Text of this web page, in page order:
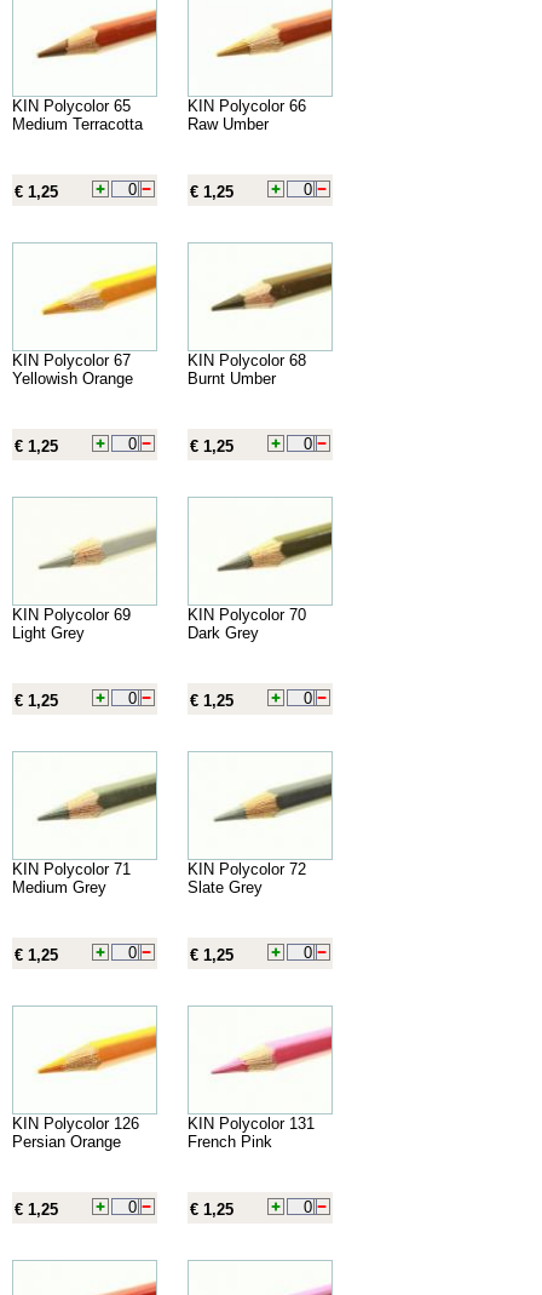
KIN Polycolor 65
Medium Terracotta
€ 1,25
KIN Polycolor 66
Raw Umber
€ 1,25
KIN Polycolor 67
Yellowish Orange
€ 1,25
KIN Polycolor 68
Burnt Umber
€ 1,25
KIN Polycolor 69
Light Grey
€ 1,25
KIN Polycolor 70
Dark Grey
€ 1,25
KIN Polycolor 71
Medium Grey
€ 1,25
KIN Polycolor 72
Slate Grey
€ 1,25
KIN Polycolor 126
Persian Orange
€ 1,25
KIN Polycolor 131
French Pink
€ 1,25